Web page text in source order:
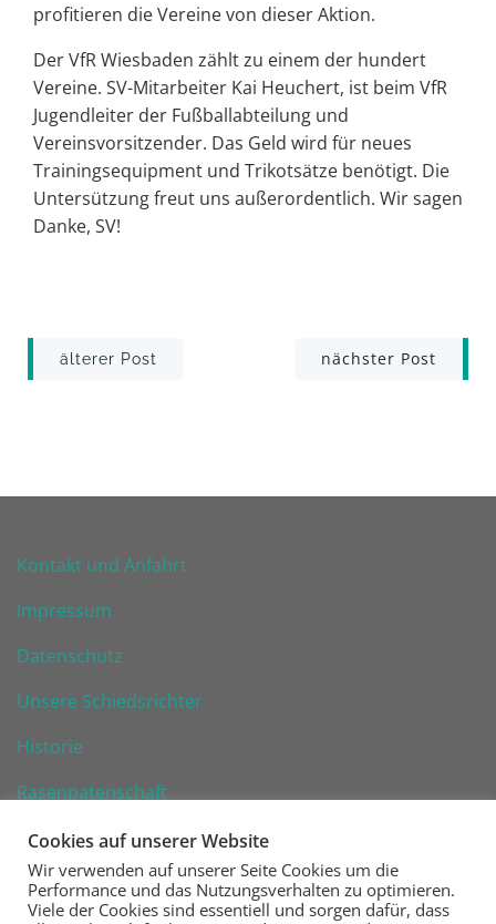
profitieren die Vereine von dieser Aktion.
Der VfR Wiesbaden zählt zu einem der hundert
Vereine. SV-Mitarbeiter Kai Heuchert, ist beim VfR
Jugendleiter der Fußballabteilung und
Vereinsvorsitzender. Das Geld wird für neues
Trainingsequipment und Trikotsätze benötigt. Die
Untersützung freut uns außerordentlich. Wir sagen
Danke, SV!
Post
älterer Post
Postnächster Post
Kontakt und Anfahrt
Impressum
Datenschutz
Unsere Schiedsrichter
Historie
Rasenpatenschaft
Cookies auf unserer Website
Wir verwenden auf unserer Seite Cookies um die
Performance und das Nutzungsverhalten zu optimieren.
Viele der Cookies sind essentiell und sorgen dafür, dass